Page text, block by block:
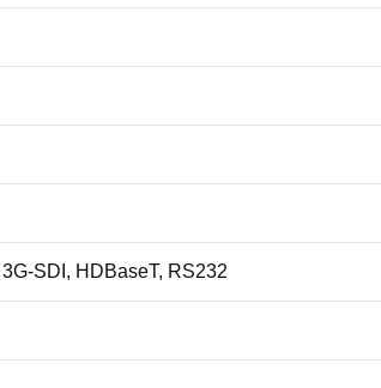
SDI, HDBaseT, RS232